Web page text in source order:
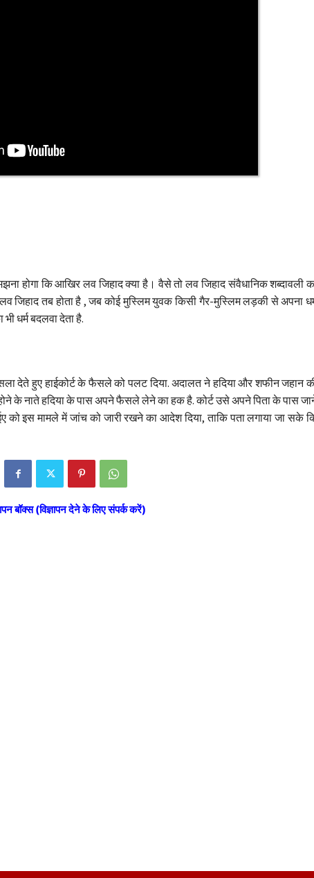
होगा कि आखिर लव जिहाद क्या है। वैसे तो लव जिहाद संवैधानिक शब्दावली
जिहाद तब होता है , जब कोई मुस्लिम युवक किसी गैर-मुस्लिम लड़की से अपना
धर्म बदलवा देता है.
देते हुए हाईकोर्ट के फैसले को पलट दिया. अदालत ने हदिया और शफीन जहान
के नाते हदिया के पास अपने फैसले लेने का हक है. कोर्ट उसे अपने पिता के पास
इस मामले में जांच को जारी रखने का आदेश दिया, ताकि पता लगाया जा सके
बॉक्स (विज्ञापन देने के लिए संपर्क करें)